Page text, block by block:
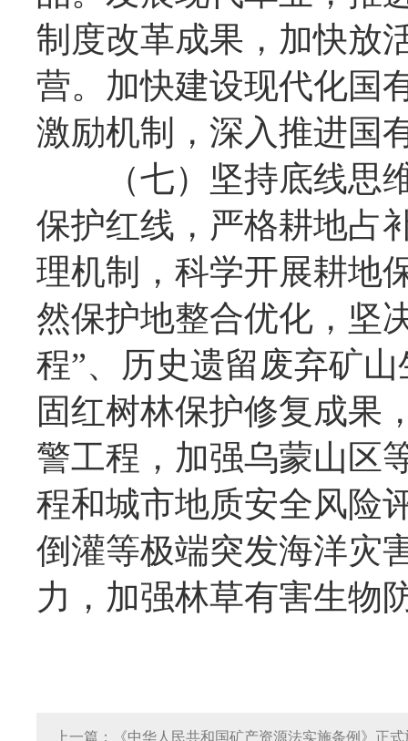
制度改革成果，加快放
营。加快建设现代化国
激励机制，深入推进国
（七）坚持底线思维
保护红线，严格耕地占
理机制，科学开展耕地
然保护地整合优化，坚
程”、历史遗留废弃矿
固红树林保护修复成果
警工程，加强乌蒙山区
程和城市地质安全风险
倒灌等极端突发海洋灾
力，加强林草有害生物
上一篇：《中华人民共和国矿产资源法实施条例》正式